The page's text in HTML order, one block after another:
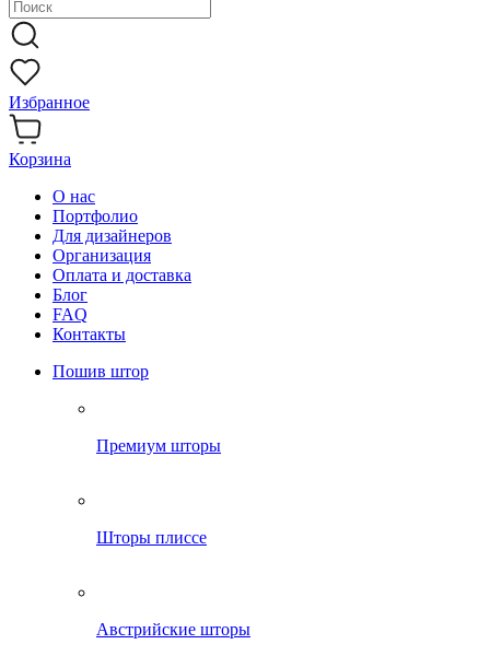
Избранное
Корзина
О нас
Портфолио
Для дизайнеров
Организация
Оплата и доставка
Блог
FAQ
Контакты
Пошив штор
Премиум шторы
Шторы плиссе
Австрийские шторы